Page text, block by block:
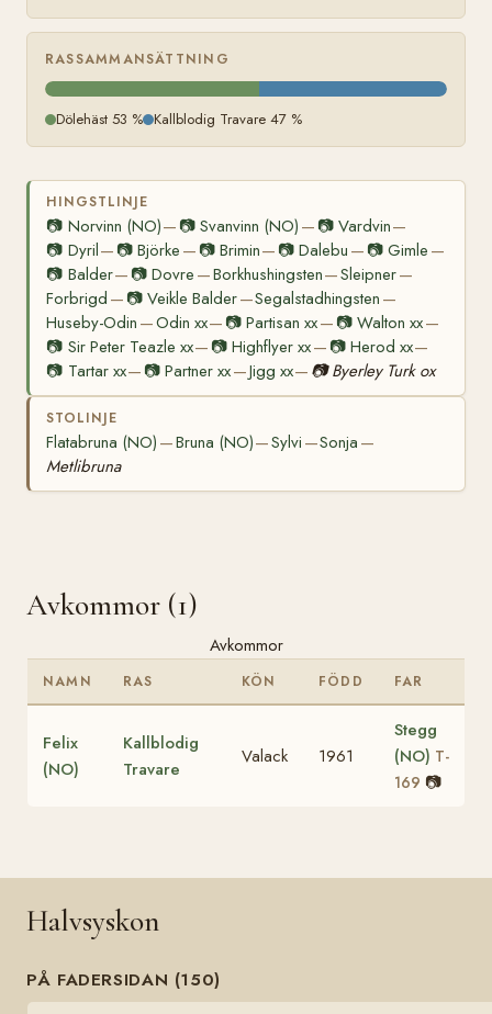
RASSAMMANSÄTTNING
Dölehäst 53 % Kallblodig Travare 47 %
HINGSTLINJE
📷 Norvinn (NO)— 📷Svanvinn (NO) — 📷 Vardvin—
📷 Dyril— 📷Björke — 📷 Brimin— 📷 Dalebu — 📷Gimle —
📷 Balder— 📷Dovre —Borkhushingsten—Sleipner—
Forbrigd — 📷Veikle Balder—Segalstadhingsten —
Huseby-Odin —Odin xx— 📷Partisan xx— 📷Walton xx—
📷 Sir Peter Teazle xx— 📷Highflyer xx— 📷 Herod xx—
📷 Tartar xx— 📷Partner xx—Jigg xx— 📷 Byerley Turk ox
STOLINJE
Flatabruna (NO) —Bruna (NO)—Sylvi —Sonja —
Metlibruna
Avkommor (1)
Avkommor
NAMN RAS KÖN FÖDD FAR
Felix
(NO)
Kallblodig
Travare
Valack 1961
Stegg
(NO) T-
169 📷
Halvsyskon
PÅ FADERSIDAN (150)